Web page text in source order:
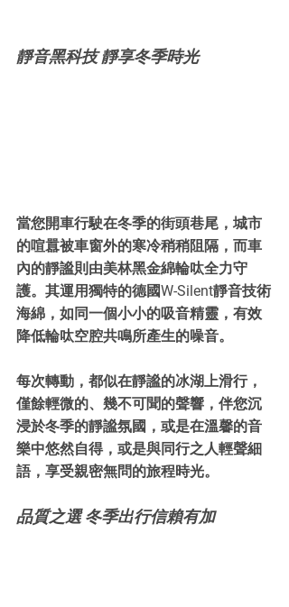
靜音黑科技 靜享冬季時光
當您開車行駛在冬季的街頭巷尾，城市
的喧囂被車窗外的寒冷稍稍阻隔，而車
內的靜謐則由美林黑金綿輪呔全力守
護。其運用獨特的德國W-Silent靜音技術
海綿，如同一個小小的吸音精靈，有效
降低輪呔空腔共鳴所產生的噪音。
每次轉動，都似在靜謐的冰湖上滑行，
僅餘輕微的、幾不可聞的聲響，伴您沉
浸於冬季的靜謐氛國，或是在溫馨的音
樂中悠然自得，或是與同行之人輕聲細
語，享受親密無問的旅程時光。
品質之選 冬季出行信賴有加